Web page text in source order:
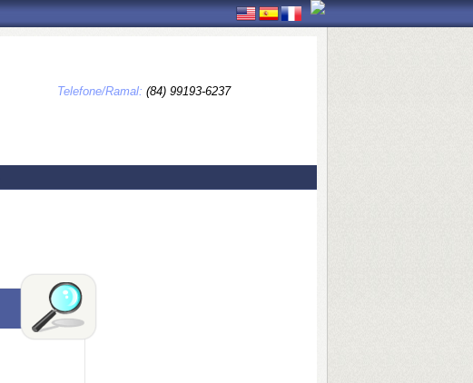
Telefone/Ramal: (84) 99193-6237